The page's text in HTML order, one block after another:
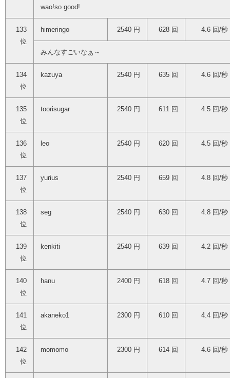
wao!so good!
133
位
himeringo 2540 円 628 回 4.6 回/秒
みんなすごいなぁ～
134
位
kazuya 2540 円 635 回 4.6 回/秒
135
位
toorisugar 2540 円 611 回 4.5 回/秒
136
位
leo 2540 円 620 回 4.5 回/秒
137
位
yurius 2540 円 659 回 4.8 回/秒
138
位
seg 2540 円 630 回 4.8 回/秒
139
位
kenkiti 2540 円 639 回 4.2 回/秒
140
位
hanu 2400 円 618 回 4.7 回/秒
141
位
akaneko1 2300 円 610 回 4.4 回/秒
142
位
momomo 2300 円 614 回 4.6 回/秒